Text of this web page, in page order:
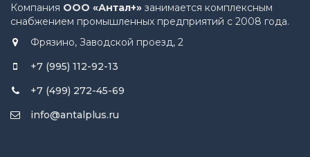
Компания ООО «Антал+» занимается комплексным
снабжением промышленных предприятий с 2008 года.
Фрязино, Заводской проезд, 2
+7 (995) 112-92-13
+7 (499) 272-45-69
info@antalplus.ru